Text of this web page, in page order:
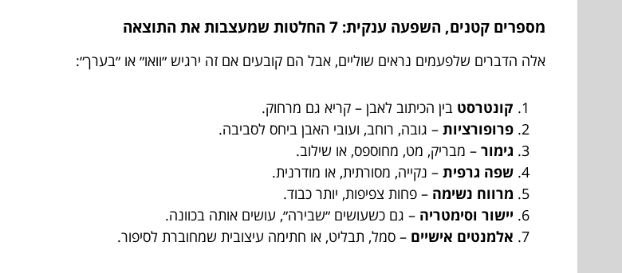
מספרים קטנים, השפעה ענקית: 7 החלטות שמעצבות את התוצאה
אלה הדברים שלפעמים נראים שוליים, אבל הם קובעים אם זה ירגיש ״וואו״ או ״בערך״:
קונטרסט בין הכיתוב לאבן – קריא גם מרחוק.
פרופורציות – גובה, רוחב, ועובי האבן ביחס לסביבה.
גימור – מבריק, מט, מחוספס, או שילוב.
שפה גרפית – נקייה, מסורתית, או מודרנית.
מרווח נשימה – פחות צפיפות, יותר כבוד.
יישור וסימטריה – גם כשעושים ״שבירה״, עושים אותה בכוונה.
אלמנטים אישיים – סמל, תבליט, או חתימה עיצובית שמחוברת לסיפור.